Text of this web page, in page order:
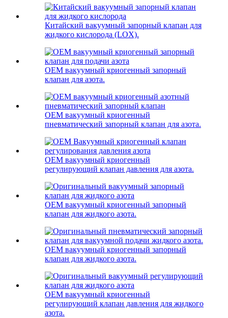
Китайский вакуумный запорный клапан для
жидкого кислорода (LOX).
OEM вакуумный криогенный запорный
клапан для азота.
OEM вакуумный криогенный
пневматический запорный клапан для азота.
OEM вакуумный криогенный
регулирующий клапан давления для азота.
OEM вакуумный криогенный запорный
клапан для жидкого азота.
OEM вакуумный криогенный запорный
клапан для жидкого азота.
OEM вакуумный криогенный
регулирующий клапан давления для жидкого
азота.